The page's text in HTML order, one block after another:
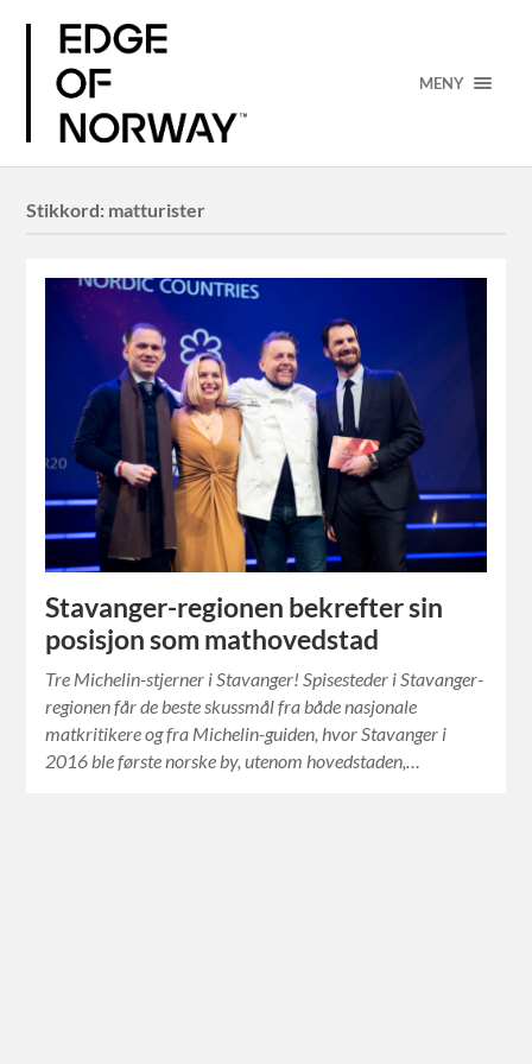
MENY
Stikkord: matturister
Stavanger-regionen bekrefter sin
posisjon som mathovedstad
Tre Michelin-stjerner i Stavanger! Spisesteder i Stavanger-
regionen får de beste skussmål fra både nasjonale
matkritikere og fra Michelin-guiden, hvor Stavanger i
2016 ble første norske by, utenom hovedstaden,…